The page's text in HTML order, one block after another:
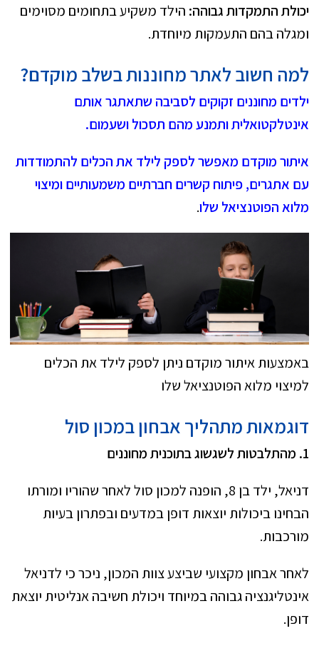
יכולת התמקדות גבוהה: הילד משקיע בתחומים מסוימים
ומגלה בהם התעמקות מיוחדת.
למה חשוב לאתר מחוננות בשלב מוקדם?
ילדים מחוננים זקוקים לסביבה שתאתגר אותם
אינטלקטואלית ותמנע מהם תסכול ושעמום.
איתור מוקדם מאפשר לספק לילד את הכלים להתמודדות
עם אתגרים, פיתוח קשרים חברתיים משמעותיים ומיצוי
מלוא הפוטנציאל שלו.
באמצעות איתור מוקדם ניתן לספק לילד את הכלים
למיצוי מלוא הפוטנציאל שלו
דוגמאות מתהליך אבחון במכון סול
1. מהתלבטות לשגשוג בתוכנית מחוננים
דניאל, ילד בן 8, הופנה למכון סול לאחר שהוריו ומורתו
הבחינו ביכולות יוצאות דופן במדעים ובפתרון בעיות
מורכבות.
לאחר אבחון מקצועי שביצע צוות המכון, ניכר כי לדניאל
אינטליגנציה גבוהה במיוחד ויכולת חשיבה אנליטית יוצאת
דופן.